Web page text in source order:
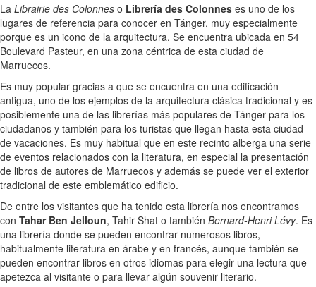
La Librairie des Colonnes o Librería des Colonnes es uno de los
lugares de referencia para conocer en Tánger, muy especialmente
porque es un icono de la arquitectura. Se encuentra ubicada en 54
Boulevard Pasteur, en una zona céntrica de esta ciudad de
Marruecos.
Es muy popular gracias a que se encuentra en una edificación
antigua, uno de los ejemplos de la arquitectura clásica tradicional y es
posiblemente una de las librerías más populares de Tánger para los
ciudadanos y también para los turistas que llegan hasta esta ciudad
de vacaciones. Es muy habitual que en este recinto alberga una serie
de eventos relacionados con la literatura, en especial la presentación
de libros de autores de Marruecos y además se puede ver el exterior
tradicional de este emblemático edificio.
De entre los visitantes que ha tenido esta librería nos encontramos
con Tahar Ben Jelloun, Tahir Shat o también Bernard-Henri Lévy. Es
una librería donde se pueden encontrar numerosos libros,
habitualmente literatura en árabe y en francés, aunque también se
pueden encontrar libros en otros idiomas para elegir una lectura que
apetezca al visitante o para llevar algún souvenir literario.